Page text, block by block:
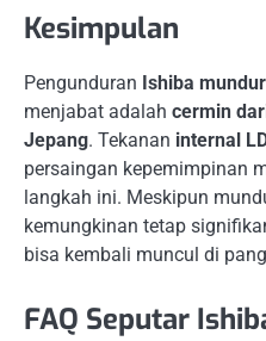
Kesimpulan
Pengunduran Ishiba mundur
menjabat adalah cermin
Jepang. Tekanan internal
persaingan kepemimpinan
langkah ini. Meskipun
kemungkinan tetap
bisa kembali muncul di
FAQ Seputar